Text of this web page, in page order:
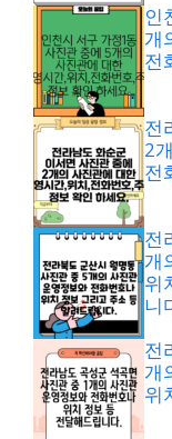
인
개
전
전
2
전
전
개
위
니
전
개
위